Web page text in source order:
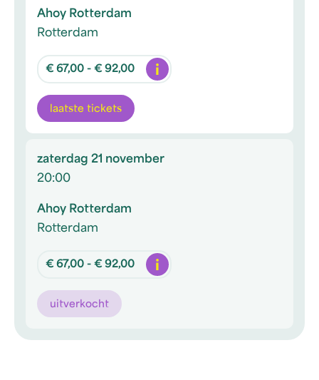
Ahoy Rotterdam
Rotterdam
€ 67,00 - € 92,00 Info
laatste tickets
zaterdag 21 november
20:00
Ahoy Rotterdam
Rotterdam
€ 67,00 - € 92,00 Info
uitverkocht